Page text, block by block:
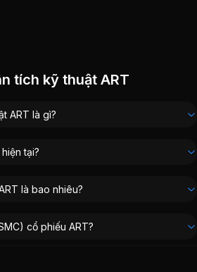
tích kỹ thuật ART
ART là gì?
tại?
là bao nhiêu?
cổ phiếu ART?